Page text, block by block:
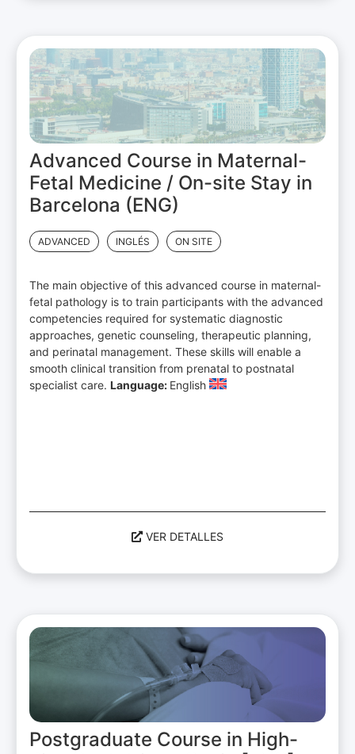
Advanced Course in Maternal-
Fetal Medicine / On-site Stay in
Barcelona (ENG)
ADVANCED INGLÉS ON SITE
The main objective of this advanced course in maternal-
fetal pathology is to train participants with the advanced
competencies required for systematic diagnostic
approaches, genetic counseling, therapeutic planning,
and perinatal management. These skills will enable a
smooth clinical transition from prenatal to postnatal
specialist care. Language: English
VER DETALLES
Postgraduate Course in High-